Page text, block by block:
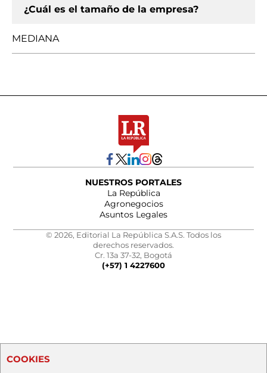
¿Cuál es el tamaño de la empresa?
MEDIANA
NUESTROS PORTALES
La República
Agronegocios
Asuntos Legales
© 2026, Editorial La República S.A.S. Todos los
derechos reservados.
Cr. 13a 37-32, Bogotá
(+57) 1 4227600
COOKIES